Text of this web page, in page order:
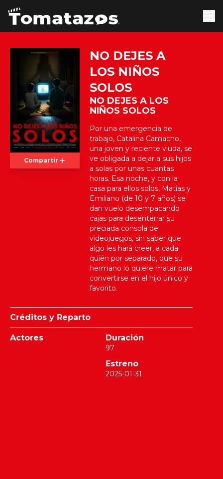
Compartir
NO DEJES A
LOS NIÑOS
SOLOS
NO DEJES A LOS
NIÑOS SOLOS
Por una emergencia de
trabajo, Catalina Camacho,
una joven y reciente viuda, se
ve obligada a dejar a sus hijos
a solas por unas cuantas
horas. Esa noche, y con la
casa para ellos solos, Matías y
Emiliano (de 10 y 7 años) se
dan vuelo desempacando
cajas para desenterrar su
preciada consola de
videojuegos, sin saber que
algo les hará creer, a cada
quién por separado, que su
hermano lo quiere matar para
convertirse en el hijo único y
favorito.
Créditos y Reparto
Actores Duración
97
Estreno
2025-01-31